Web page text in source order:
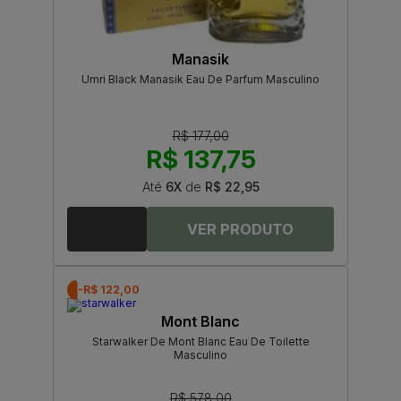
Manasik
Umri Black Manasik Eau De Parfum Masculino
R$ 177,00
R$ 137,75
Até 6Xde R$ 22,95
-R$ 122,00
Mont Blanc
Starwalker De Mont Blanc Eau De Toilette
Masculino